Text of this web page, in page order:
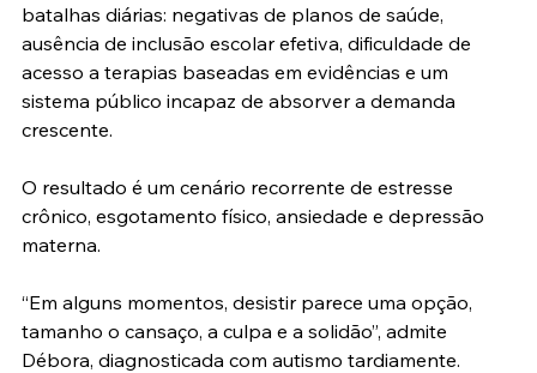
batalhas diárias: negativas de planos de saúde,
ausência de inclusão escolar efetiva, dificuldade de
acesso a terapias baseadas em evidências e um
sistema público incapaz de absorver a demanda
crescente.
O resultado é um cenário recorrente de estresse
crônico, esgotamento físico, ansiedade e depressão
materna.
“Em alguns momentos, desistir parece uma opção,
tamanho o cansaço, a culpa e a solidão”, admite
Débora, diagnosticada com autismo tardiamente.